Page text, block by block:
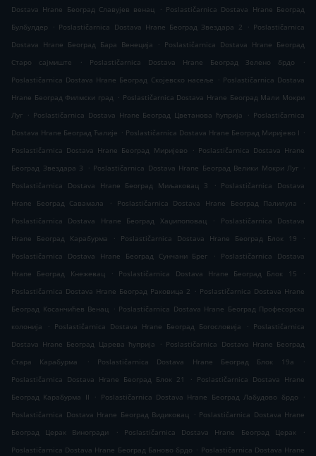
Dostava Hrane Београд Славујев венац
. Poslastičarnica Dostava Hrane Београд
Булбулдер
. Poslastičarnica Dostava Hrane Београд Звездара 2 . Poslastičarnica
Dostava Hrane Београд Бара Венеција
. Poslastičarnica Dostava Hrane Београд
Старо сајмиште
. Poslastičarnica Dostava Hrane Београд Зелено брдо
.
Poslastičarnica Dostava Hrane Београд Скојевско насеље . Poslastičarnica Dostava
Hrane Београд Филмски град . Poslastičarnica Dostava Hrane Београд Мали Мокри
Луг . Poslastičarnica Dostava Hrane Београд Цветанова ћуприја . Poslastičarnica
Dostava Hrane Београд Ћалије . Poslastičarnica Dostava Hrane Београд Миријево I .
Poslastičarnica Dostava Hrane Београд Миријево
. Poslastičarnica Dostava Hrane
Београд Звездара 3
. Poslastičarnica Dostava Hrane Београд Велики Мокри Луг .
Poslastičarnica Dostava Hrane Београд Миљаковац 3
. Poslastičarnica Dostava
Hrane Београд Савамала
. Poslastičarnica Dostava Hrane Београд Палилула
.
Poslastičarnica Dostava Hrane Београд Хаџипоповац
.
Poslastičarnica Dostava
Hrane Београд Карабурма
. Poslastičarnica Dostava Hrane Београд Блок 19
.
Poslastičarnica Dostava Hrane Београд Сунчани Брег
.
Poslastičarnica Dostava
Hrane Београд Кнежевац
. Poslastičarnica Dostava Hrane Београд Блок 15
.
Poslastičarnica Dostava Hrane Београд Раковица 2 . Poslastičarnica Dostava Hrane
Београд Косанчићев Венац . Poslastičarnica Dostava Hrane Београд Професорска
колонија
. Poslastičarnica Dostava Hrane Београд Богословија . Poslastičarnica
Dostava Hrane Београд Царева ћуприја
. Poslastičarnica Dostava Hrane Београд
Стара Карабурма
. Poslastičarnica Dostava Hrane Београд Блок 19а
.
Poslastičarnica Dostava Hrane Београд Блок 21
. Poslastičarnica Dostava Hrane
Београд Карабурма II
. Poslastičarnica Dostava Hrane Београд Лабудово брдо
.
Poslastičarnica Dostava Hrane Београд Видиковац . Poslastičarnica Dostava Hrane
Београд Церак Виногради
. Poslastičarnica Dostava Hrane Београд Церак
.
Poslastičarnica Dostava Hrane Београд Баново брдо . Poslastičarnica Dostava Hrane